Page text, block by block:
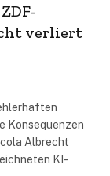
verliert
Konsequenzen
Albrecht
KI-